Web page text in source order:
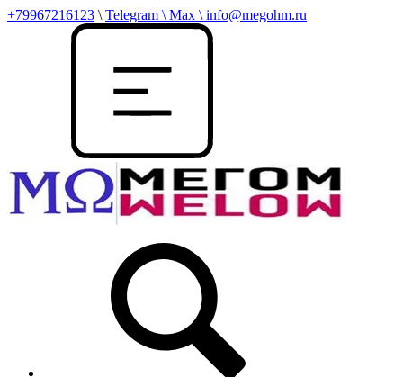
+79967216123 \ Telegram \ Max \ info@megohm.ru